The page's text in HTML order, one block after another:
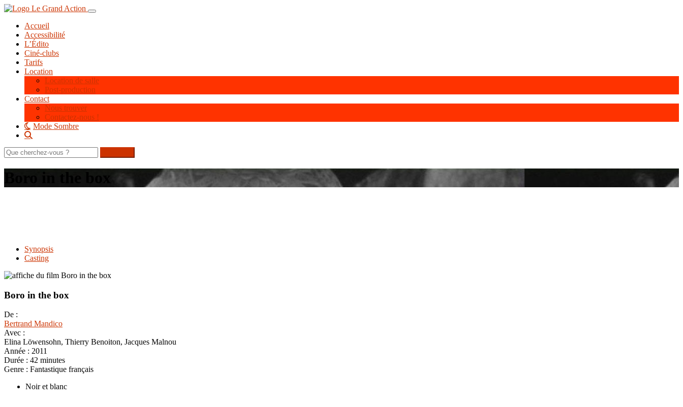
Aller
contenu
principal
Toggle navigation
Accueil
Accessibilité
L’Édito
Ciné-clubs
Tarifs
Location
Location de salle
Post-production
Contact
Nous trouver
Contactez-nous !
Mode Sombre
Rechercher
sur
le Boro in the box
Synopsis
Casting
Boro in the box
De :
Bertrand Mandico
Avec :
Elina Löwensohn, Thierry Benoiton, Jacques Malnou
Année : 2011
Durée : 42 minutes
Genre : Fantastique français
Noir et blanc